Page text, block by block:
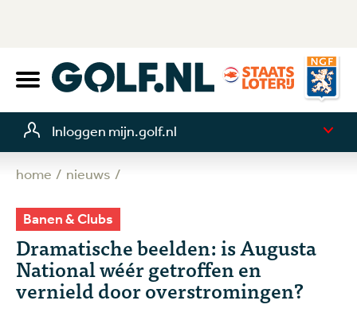
Inloggen mijn.golf.nl
home nieuws
Banen & Clubs
Dramatische beelden: is Augusta
National wéér getroffen en
vernield door overstromingen?